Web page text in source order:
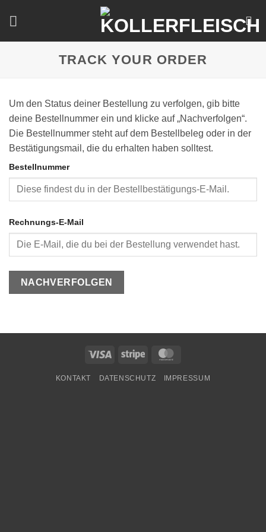
TRACK YOUR ORDER
Um den Status deiner Bestellung zu verfolgen, gib bitte
deine Bestellnummer ein und klicke auf „Nachverfolgen“.
Die Bestellnummer steht auf dem Bestellbeleg oder in der
Bestätigungsmail, die du erhalten haben solltest.
Bestellnummer
Rechnungs-E-Mail
NACHVERFOLGEN
Visa Stripe
KONTAKT DATENSCHUTZ IMPRESSUM